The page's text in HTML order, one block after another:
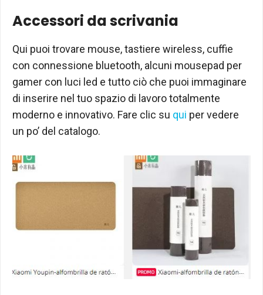
Accessori da scrivania
Qui puoi trovare mouse, tastiere wireless, cuffie
con connessione bluetooth, alcuni mousepad per
gamer con luci led e tutto ciò che puoi immaginare
di inserire nel tuo spazio di lavoro totalmente
moderno e innovativo. Fare clic su qui per vedere
un po’ del catalogo.